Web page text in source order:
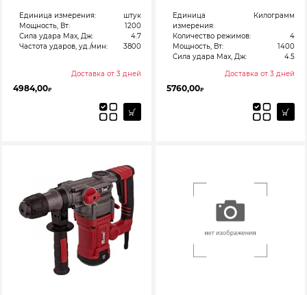
Единица измерения:
штук
Мощность, Вт:
1200
Сила удара Max, Дж:
4.7
Частота ударов, уд./мин:
3800
Доставка от 3 дней
4984,00₽
Единица
измерения:
Килограмм
Количество режимов:
4
Мощность, Вт:
1400
Сила удара Max, Дж:
4.5
Доставка от 3 дней
5760,00₽